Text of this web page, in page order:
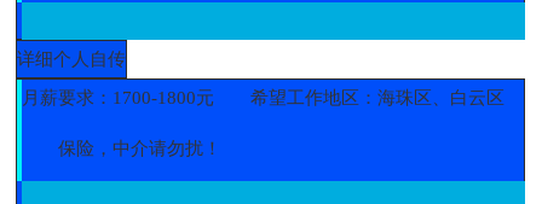
详细个人自传
月薪要求：1700-1800元
希望工作地区：海珠区、白云区
保险，中介请勿扰！